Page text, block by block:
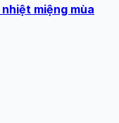
nhiệt miệng mùa